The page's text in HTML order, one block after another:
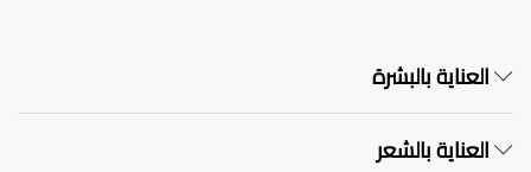
العناية بالبشرة
العناية بالشعر